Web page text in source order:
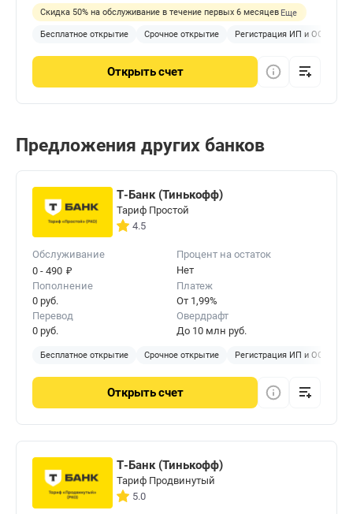
Скидка 50% на обслуживание в течение первых 6 месяцев Еще
Бесплатное открытие Срочное открытие Регистрация ИП и ООО
Открытьсчет
Предложения других банков
Т-Банк (Тинькофф)
Тариф Простой
4.5
Обслуживание
0 - 490 ₽
Процент на остаток
Нет
Пополнение
0 руб.
Платеж
От 1,99%
Перевод
0 руб.
Овердрафт
До 10 млн руб.
Бесплатное открытие Срочное открытие Регистрация ИП и ООО
Открытьсчет
Т-Банк (Тинькофф)
Тариф Продвинутый
5.0